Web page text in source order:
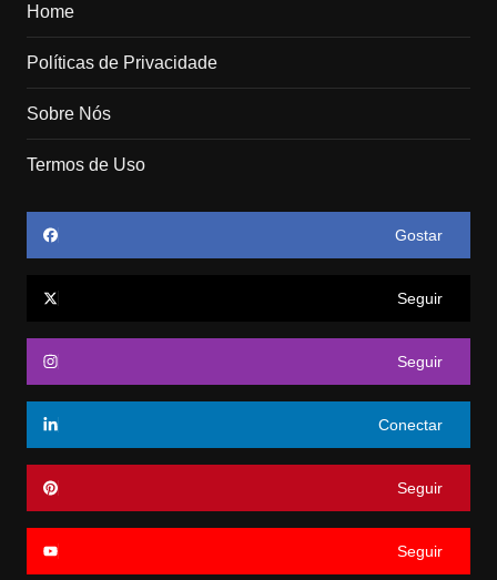
Home
Políticas de Privacidade
Sobre Nós
Termos de Uso
Gostar
Seguir
Seguir
Conectar
Seguir
Seguir